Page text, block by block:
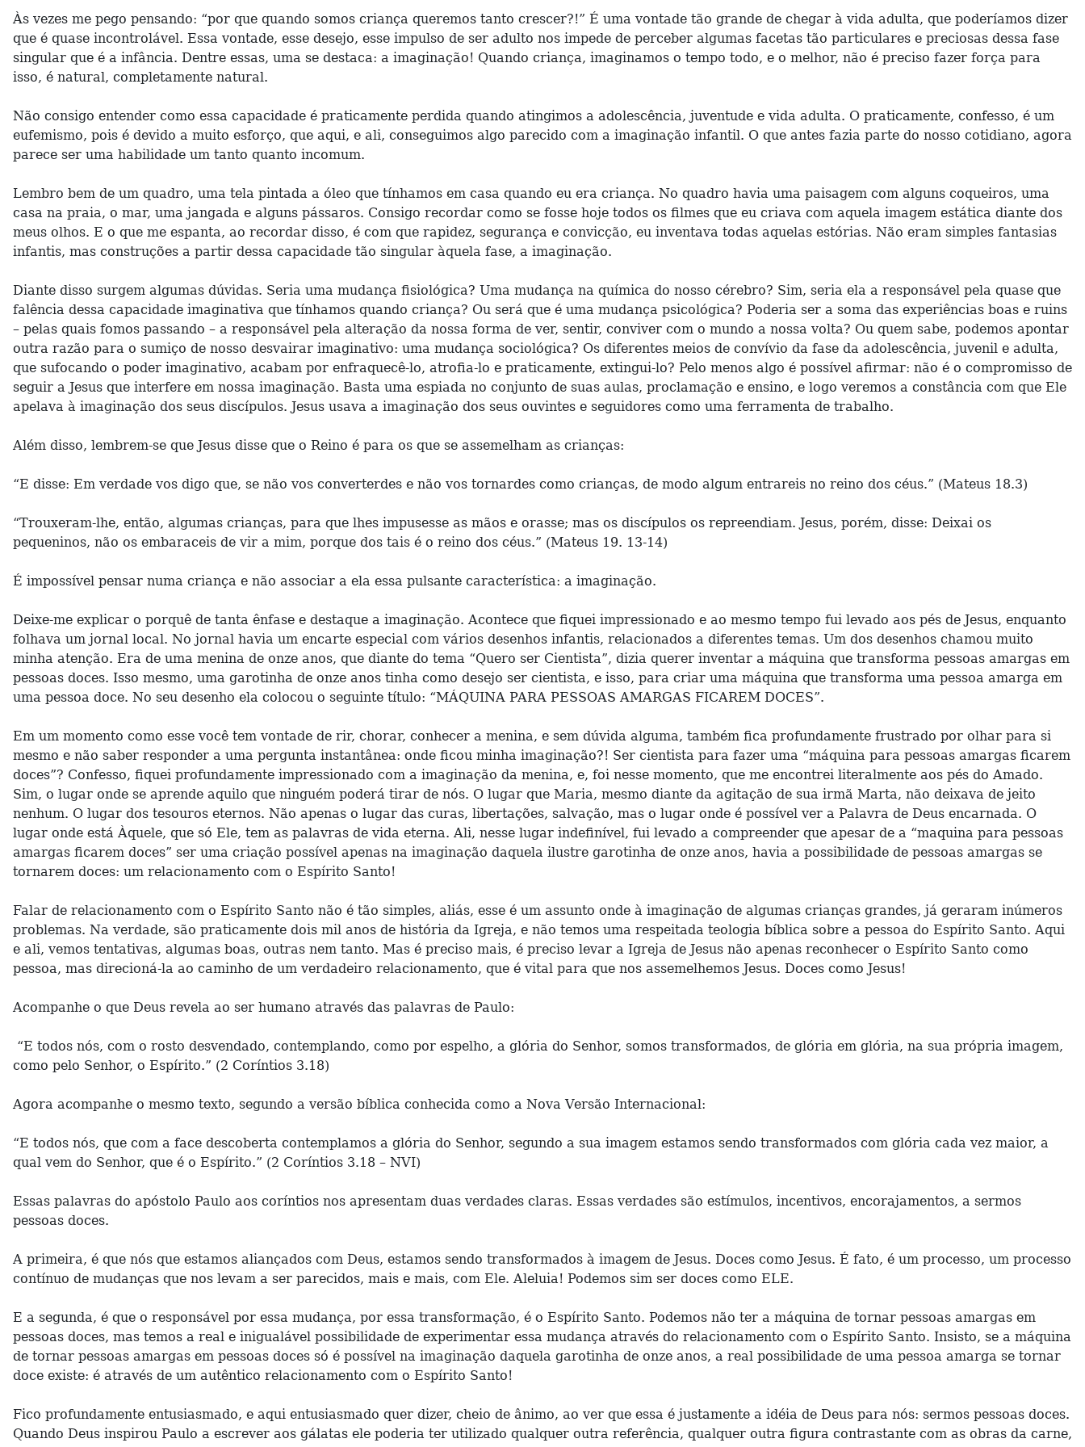
Às vezes me pego pensando: “por que quando somos criança queremos tanto crescer?!” É uma vontade tão grande de chegar à vida adulta, que poderíamos dizer
que é quase incontrolável. Essa vontade, esse desejo, esse impulso de ser adulto nos impede de perceber algumas facetas tão particulares e preciosas dessa fase
singular que é a infância. Dentre essas, uma se destaca: a imaginação! Quando criança, imaginamos o tempo todo, e o melhor, não é preciso fazer força para
isso, é natural, completamente natural.
Não consigo entender como essa capacidade é praticamente perdida quando atingimos a adolescência, juventude e vida adulta. O praticamente, confesso, é um
eufemismo, pois é devido a muito esforço, que aqui, e ali, conseguimos algo parecido com a imaginação infantil. O que antes fazia parte do nosso cotidiano, agora
parece ser uma habilidade um tanto quanto incomum.
Lembro bem de um quadro, uma tela pintada a óleo que tínhamos em casa quando eu era criança. No quadro havia uma paisagem com alguns coqueiros, uma
casa na praia, o mar, uma jangada e alguns pássaros. Consigo recordar como se fosse hoje todos os filmes que eu criava com aquela imagem estática diante dos
meus olhos. E o que me espanta, ao recordar disso, é com que rapidez, segurança e convicção, eu inventava todas aquelas estórias. Não eram simples fantasias
infantis, mas construções a partir dessa capacidade tão singular àquela fase, a imaginação.
Diante disso surgem algumas dúvidas. Seria uma mudança fisiológica? Uma mudança na química do nosso cérebro? Sim, seria ela a responsável pela quase que
falência dessa capacidade imaginativa que tínhamos quando criança? Ou será que é uma mudança psicológica? Poderia ser a soma das experiências boas e ruins
– pelas quais fomos passando – a responsável pela alteração da nossa forma de ver, sentir, conviver com o mundo a nossa volta? Ou quem sabe, podemos apontar
outra razão para o sumiço de nosso desvairar imaginativo: uma mudança sociológica? Os diferentes meios de convívio da fase da adolescência, juvenil e adulta,
que sufocando o poder imaginativo, acabam por enfraquecê-lo, atrofia-lo e praticamente, extingui-lo? Pelo menos algo é possível afirmar: não é o compromisso de
seguir a Jesus que interfere em nossa imaginação. Basta uma espiada no conjunto de suas aulas, proclamação e ensino, e logo veremos a constância com que Ele
apelava à imaginação dos seus discípulos. Jesus usava a imaginação dos seus ouvintes e seguidores como uma ferramenta de trabalho.
Além disso, lembrem-se que Jesus disse que o Reino é para os que se assemelham as crianças:
“E disse: Em verdade vos digo que, se não vos converterdes e não vos tornardes como crianças, de modo algum entrareis no reino dos céus.” (Mateus 18.3)
“Trouxeram-lhe, então, algumas crianças, para que lhes impusesse as mãos e orasse; mas os discípulos os repreendiam. Jesus, porém, disse: Deixai os
pequeninos, não os embaraceis de vir a mim, porque dos tais é o reino dos céus.” (Mateus 19. 13-14)
É impossível pensar numa criança e não associar a ela essa pulsante característica: a imaginação.
Deixe-me explicar o porquê de tanta ênfase e destaque a imaginação. Acontece que fiquei impressionado e ao mesmo tempo fui levado aos pés de Jesus, enquanto
folhava um jornal local. No jornal havia um encarte especial com vários desenhos infantis, relacionados a diferentes temas. Um dos desenhos chamou muito
minha atenção. Era de uma menina de onze anos, que diante do tema “Quero ser Cientista”, dizia querer inventar a máquina que transforma pessoas amargas em
pessoas doces. Isso mesmo, uma garotinha de onze anos tinha como desejo ser cientista, e isso, para criar uma máquina que transforma uma pessoa amarga em
uma pessoa doce. No seu desenho ela colocou o seguinte título: “MÁQUINA PARA PESSOAS AMARGAS FICAREM DOCES”.
Em um momento como esse você tem vontade de rir, chorar, conhecer a menina, e sem dúvida alguma, também fica profundamente frustrado por olhar para si
mesmo e não saber responder a uma pergunta instantânea: onde ficou minha imaginação?! Ser cientista para fazer uma “máquina para pessoas amargas ficarem
doces”? Confesso, fiquei profundamente impressionado com a imaginação da menina, e, foi nesse momento, que me encontrei literalmente aos pés do Amado.
Sim, o lugar onde se aprende aquilo que ninguém poderá tirar de nós. O lugar que Maria, mesmo diante da agitação de sua irmã Marta, não deixava de jeito
nenhum. O lugar dos tesouros eternos. Não apenas o lugar das curas, libertações, salvação, mas o lugar onde é possível ver a Palavra de Deus encarnada. O
lugar onde está Àquele, que só Ele, tem as palavras de vida eterna. Ali, nesse lugar indefinível, fui levado a compreender que apesar de a “maquina para pessoas
amargas ficarem doces” ser uma criação possível apenas na imaginação daquela ilustre garotinha de onze anos, havia a possibilidade de pessoas amargas se
tornarem doces: um relacionamento com o Espírito Santo!
Falar de relacionamento com o Espírito Santo não é tão simples, aliás, esse é um assunto onde à imaginação de algumas crianças grandes, já geraram inúmeros
problemas. Na verdade, são praticamente dois mil anos de história da Igreja, e não temos uma respeitada teologia bíblica sobre a pessoa do Espírito Santo. Aqui
e ali, vemos tentativas, algumas boas, outras nem tanto. Mas é preciso mais, é preciso levar a Igreja de Jesus não apenas reconhecer o Espírito Santo como
pessoa, mas direcioná-la ao caminho de um verdadeiro relacionamento, que é vital para que nos assemelhemos Jesus. Doces como Jesus!
Acompanhe o que Deus revela ao ser humano através das palavras de Paulo:
“E todos nós, com o rosto desvendado, contemplando, como por espelho, a glória do Senhor, somos transformados, de glória em glória, na sua própria imagem,
como pelo Senhor, o Espírito.” (2 Coríntios 3.18)
Agora acompanhe o mesmo texto, segundo a versão bíblica conhecida como a Nova Versão Internacional:
“E todos nós, que com a face descoberta contemplamos a glória do Senhor, segundo a sua imagem estamos sendo transformados com glória cada vez maior, a
qual vem do Senhor, que é o Espírito.” (2 Coríntios 3.18 – NVI)
Essas palavras do apóstolo Paulo aos coríntios nos apresentam duas verdades claras. Essas verdades são estímulos, incentivos, encorajamentos, a sermos
pessoas doces.
A primeira, é que nós que estamos aliançados com Deus, estamos sendo transformados à imagem de Jesus. Doces como Jesus. É fato, é um processo, um processo
contínuo de mudanças que nos levam a ser parecidos, mais e mais, com Ele. Aleluia! Podemos sim ser doces como ELE.
E a segunda, é que o responsável por essa mudança, por essa transformação, é o Espírito Santo. Podemos não ter a máquina de tornar pessoas amargas em
pessoas doces, mas temos a real e inigualável possibilidade de experimentar essa mudança através do relacionamento com o Espírito Santo. Insisto, se a máquina
de tornar pessoas amargas em pessoas doces só é possível na imaginação daquela garotinha de onze anos, a real possibilidade de uma pessoa amarga se tornar
doce existe: é através de um autêntico relacionamento com o Espírito Santo!
Fico profundamente entusiasmado, e aqui entusiasmado quer dizer, cheio de ânimo, ao ver que essa é justamente a idéia de Deus para nós: sermos pessoas doces.
Quando Deus inspirou Paulo a escrever aos gálatas ele poderia ter utilizado qualquer outra referência, qualquer outra figura contrastante com as obras da carne,